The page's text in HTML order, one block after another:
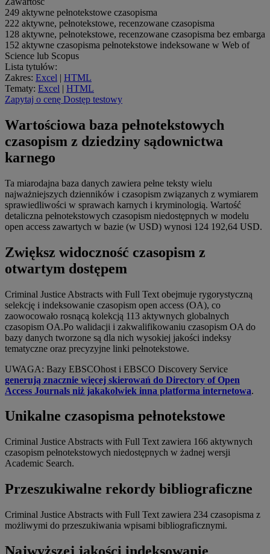
249 aktywne pełnotekstowe czasopisma
222 aktywne, pełnotekstowe, recenzowane czasopisma
128 aktywne, pełnotekstowe, recenzowane czasopisma bez embarga
152 aktywne czasopisma pełnotekstowe indeksowane w Web of
Science lub Scopus
Lista tytułów:
Zakres: Excel | HTML
Tematy: Excel | HTML
Zapytaj o cenę Dostęp testowy
Wartościowa baza pełnotekstowych
czasopism z dziedziny sądownictwa
karnego
Ta miarodajna baza danych zawiera pełne teksty wielu
najważniejszych dzienników i czasopism związanych z wymiarem
sprawiedliwości w sprawach karnych i kryminologią. Wartość
detaliczna pełnotekstowych czasopism niedostępnych w modelu
open access zawartych w bazie (w USD) wynosi 124 192,64 USD.
Zwiększ widoczność czasopism z
otwartym dostępem
Criminal Justice Abstracts with Full Text obejmuje rygorystyczną
selekcję i indeksowanie czasopism open access (OA), co
zaowocowało rosnącą kolekcją 113 aktywnych globalnych
czasopism OA.Po walidacji i zakwalifikowaniu czasopism OA do
bazy danych tworzone są dla nich wysokiej jakości indeksy
tematyczne oraz precyzyjne linki pełnotekstowe.
UWAGA: Bazy EBSCOhost i EBSCO Discovery Service
generują znacznie więcej skierowań do Directory of Open
Access Journals niż jakakolwiek inna platforma internetowa.
Unikalne czasopisma pełnotekstowe
Criminal Justice Abstracts with Full Text zawiera 166 aktywnych
czasopism pełnotekstowych niedostępnych w żadnej wersji
Academic Search.
Przeszukiwalne rekordy bibliograficzne
Criminal Justice Abstracts with Full Text zawiera 234 czasopisma z
możliwymi do przeszukiwania wpisami bibliograficznymi.